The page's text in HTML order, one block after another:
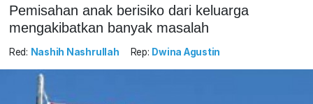
Pemisahan anak berisiko dari keluarga
mengakibatkan banyak masalah
Red: Nashih Nashrullah Rep: Dwina Agustin